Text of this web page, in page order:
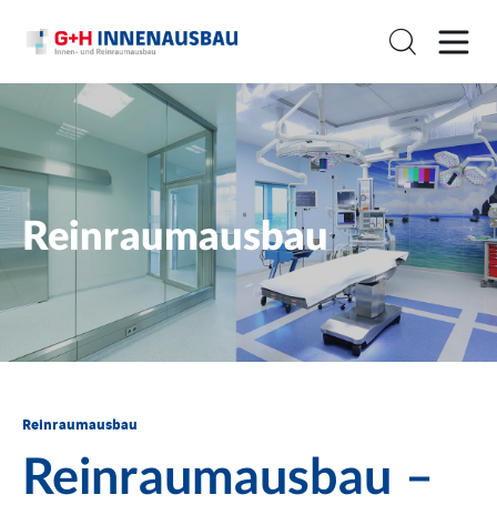
Reinraumausbau
Reinraumausbau
Reinraumausbau –